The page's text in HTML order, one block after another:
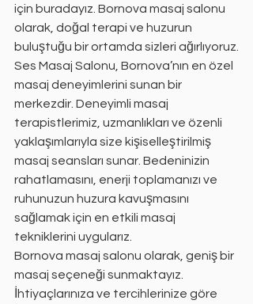
için buradayız. Bornova masaj salonu
olarak, doğal terapi ve huzurun
buluştuğu bir ortamda sizleri ağırlıyoruz.
Ses Masaj Salonu, Bornova’nın en özel
masaj deneyimlerini sunan bir
merkezdir. Deneyimli masaj
terapistlerimiz, uzmanlıkları ve özenli
yaklaşımlarıyla size kişiselleştirilmiş
masaj seansları sunar. Bedeninizin
rahatlamasını, enerji toplamanızı ve
ruhunuzun huzura kavuşmasını
sağlamak için en etkili masaj
tekniklerini uygularız.
Bornova masaj salonu olarak, geniş bir
masaj seçeneği sunmaktayız.
İhtiyaçlarınıza ve tercihlerinize göre